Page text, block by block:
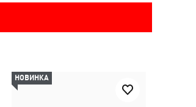
НОВИНКА